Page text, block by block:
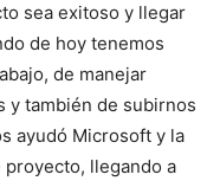
sea exitoso y llegar
de hoy tenemos
de manejar
y también de subirnos
ayudó Microsoft y la
proyecto, llegando a